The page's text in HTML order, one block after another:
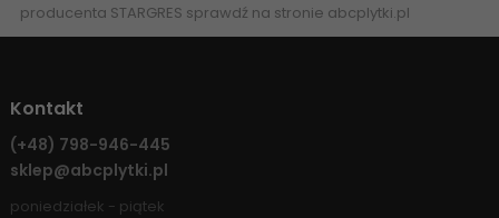
producenta STARGRES sprawdź na stronie abcplytki.pl
Kontakt
(+48) 798-946-445
sklep@abcplytki.pl
poniedziałek - piątek